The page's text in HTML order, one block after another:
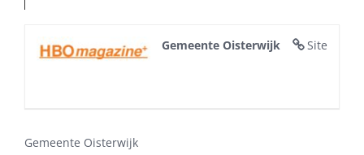
Site
Gemeente Oisterwijk
Gemeente Oisterwijk